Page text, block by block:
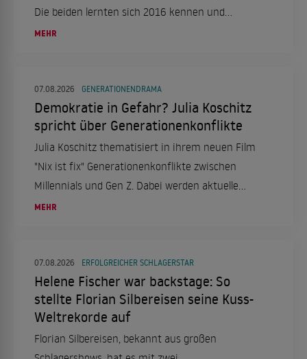
Die beiden lernten sich 2016 kennen und
heirateten 2018. Ein Statement ihres
MEHR
07.08.2026 GENERATIONENDRAMA
Demokratie in Gefahr? Julia Koschitz
spricht über Generationenkonflikte
Julia Koschitz thematisiert in ihrem neuen Film
"Nix ist fix" Generationenkonflikte zwischen
Millennials und Gen Z. Dabei werden aktuelle
gesellschaftliche und politische Themen
MEHR
07.08.2026 ERFOLGREICHER SCHLAGERSTAR
Helene Fischer war backstage: So
stellte Florian Silbereisen seine Kuss-
Weltrekorde auf
Florian Silbereisen, bekannt aus großen